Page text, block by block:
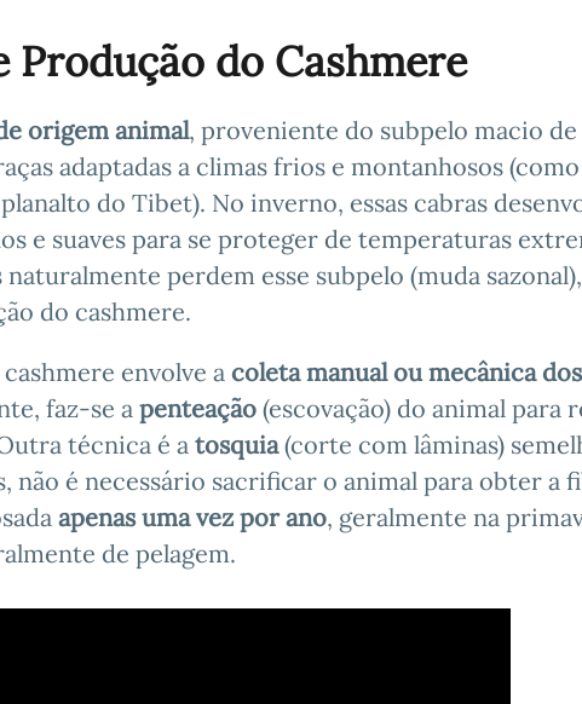
Produção do Cashmere
origem animal, proveniente do subpelo macio
adaptadas a climas frios e montanhosos
do Tibet). No inverno, essas cabras
e suaves para se proteger de temperaturas
perdem esse subpelo (muda
do cashmere.
envolve a coleta manual ou mecânica
faz-se a penteação (escovação) do animal para
técnica é a tosquia(corte com lâminas)
não é necessário sacrificar o animal para obter a
apenas uma vez por ano, geralmente na
de pelagem.